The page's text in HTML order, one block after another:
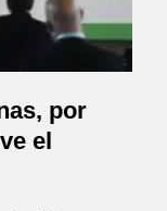
por
el